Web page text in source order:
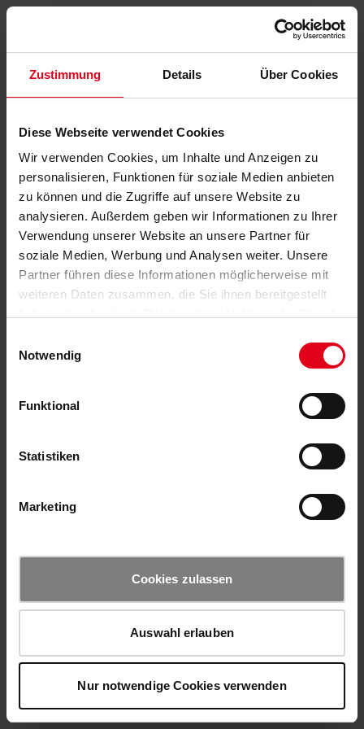
Zustimmung Details Über Cookies
Diese Webseite verwendet Cookies
Wir verwenden Cookies, um Inhalte und Anzeigen zu
personalisieren, Funktionen für soziale Medien anbieten
zu können und die Zugriffe auf unsere Website zu
analysieren. Außerdem geben wir Informationen zu Ihrer
Verwendung unserer Website an unsere Partner für
soziale Medien, Werbung und Analysen weiter. Unsere
Partner führen diese Informationen möglicherweise mit
weiteren Daten zusammen, die Sie ihnen bereitgestellt
Notwendig
Funktional
Statistiken
Marketing
Cookies zulassen
Auswahl erlauben
Nur notwendige Cookies verwenden